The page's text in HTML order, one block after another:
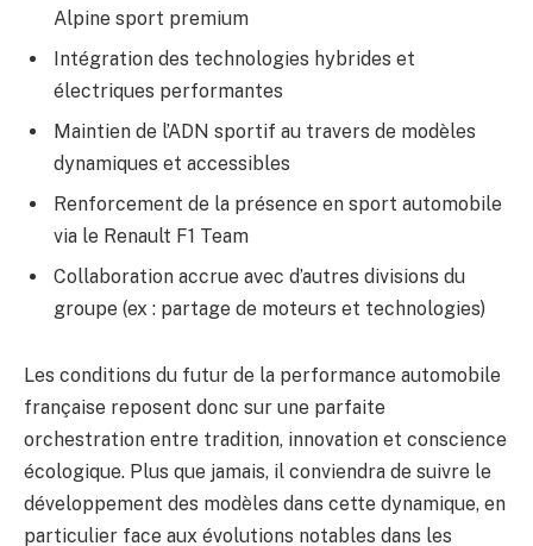
Alpine sport premium
Intégration des technologies hybrides et
électriques performantes
Maintien de l’ADN sportif au travers de modèles
dynamiques et accessibles
Renforcement de la présence en sport automobile
via le Renault F1 Team
Collaboration accrue avec d’autres divisions du
groupe (ex : partage de moteurs et technologies)
Les conditions du futur de la performance automobile
française reposent donc sur une parfaite
orchestration entre tradition, innovation et conscience
écologique. Plus que jamais, il conviendra de suivre le
développement des modèles dans cette dynamique, en
particulier face aux évolutions notables dans les